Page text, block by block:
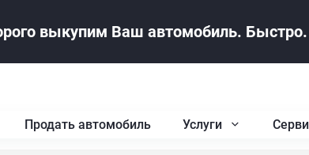
выкупим Ваш автомобиль. Быстро.
Продать автомобиль Услуги